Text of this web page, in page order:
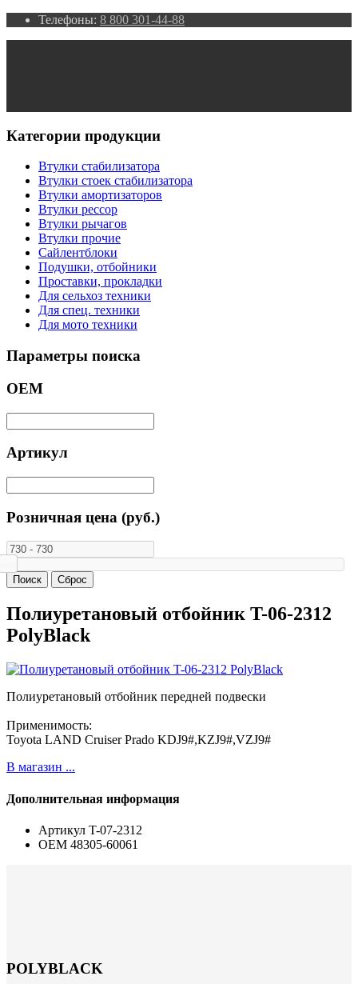
Телефоны: 8 800 301-44-88
Категории продукции
Втулки стабилизатора
Втулки стоек стабилизатора
Втулки амортизаторов
Втулки рессор
Втулки рычагов
Втулки прочие
Сайлентблоки
Подушки, отбойники
Проставки, прокладки
Для сельхоз техники
Для спец. техники
Для мото техники
Параметры поиска
ОЕМ
Артикул
Розничная цена (руб.)
Полиуретановый отбойник T-06-2312
PolyBlack
Полиуретановый отбойник передней подвески
Применимость:
Toyota LAND Cruiser Prado KDJ9#,KZJ9#,VZJ9#
В магазин ...
Дополнительная информация
Артикул T-07-2312
ОЕМ 48305-60061
POLYBLACK